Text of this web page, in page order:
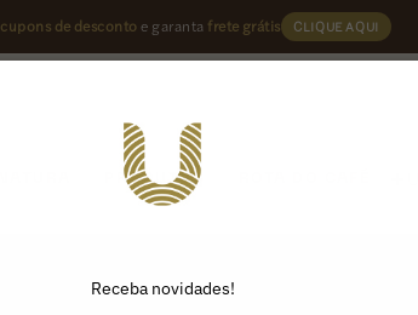
cupons de desconto e garanta frete grátis CLIQUE AQUI
PRODUTOS
Receba novidades!